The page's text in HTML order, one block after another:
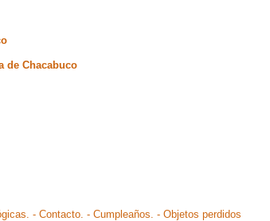
de Chacabuco
- Contacto. - Cumpleaños. - Objetos perdidos